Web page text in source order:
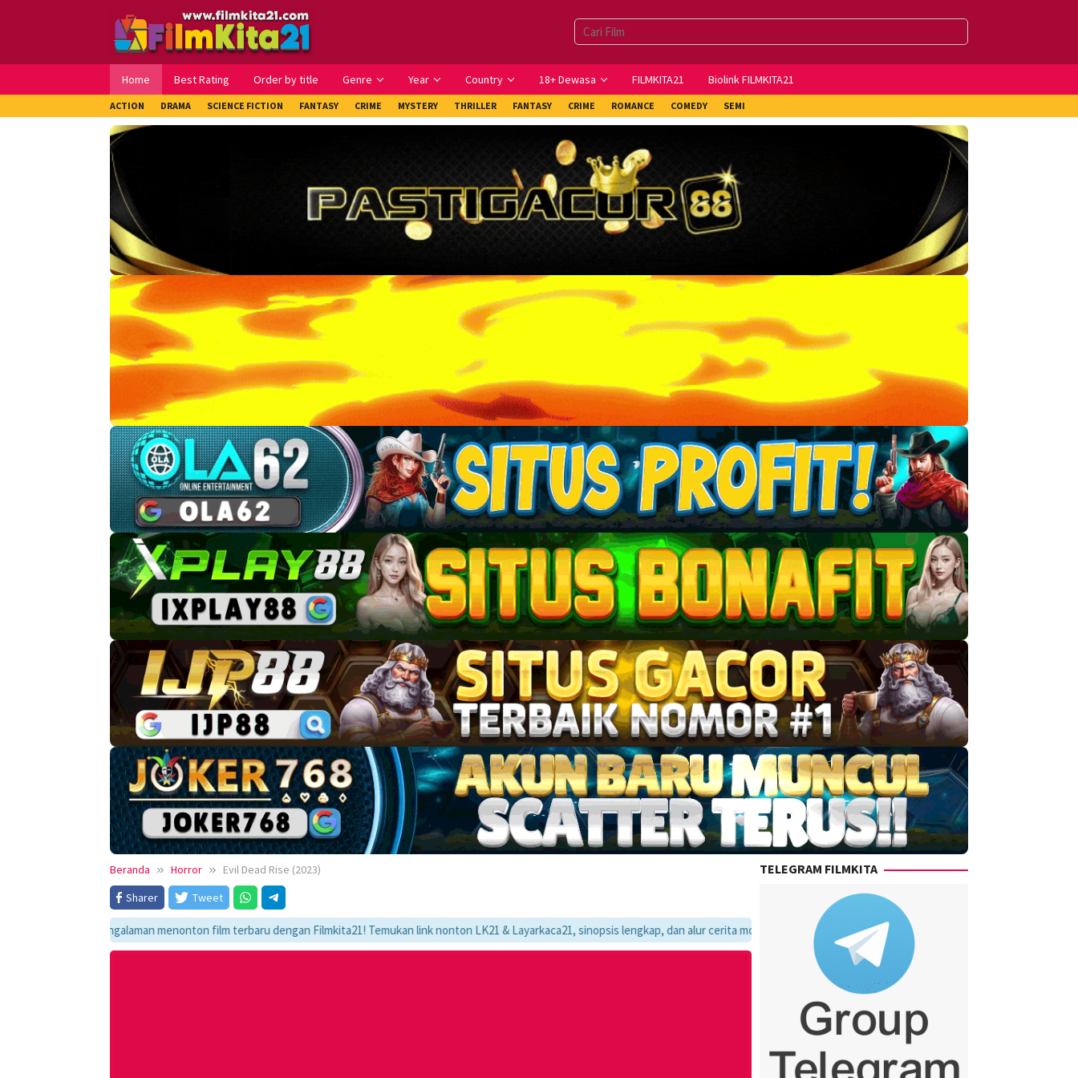
Home Best Rating Order by title Genre Year Country 18+ Dewasa FILMKITA21 Biolink FILMKITA21
ACTION DRAMA SCIENCE FICTION FANTASY CRIME MYSTERY THRILLER FANTASY CRIME ROMANCE COMEDY SEMI
Beranda Horror
Evil Dead Rise (2023)
Sharer
Tweet
pengalaman menonton film terbaru dengan Filmkita21! Temukan link nonton LK21 & Layarkaca21, sinopsis lengkap, dan alur cerita movie favoritmu dalam satu tempat yang praktis dan update setiap hari.
TELEGRAM FILMKITA